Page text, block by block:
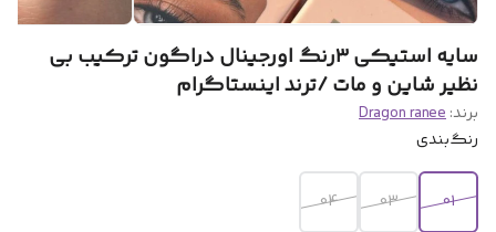
سایه استیکی ۳رنگ اورجینال دراگون ترکیب بی
نظیر شاین و مات /ترند اینستاگرام
برند:Dragon ranee
رنگ‌بندی
01
03
04